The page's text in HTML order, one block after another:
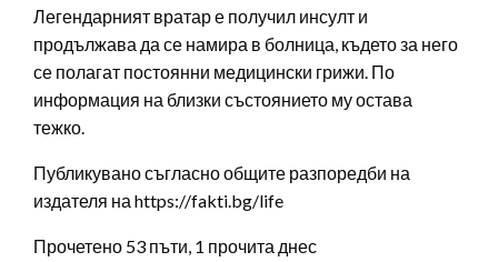
Легендарният вратар е получил инсулт и
продължава да се намира в болница, където за него
се полагат постоянни медицински грижи. По
информация на близки състоянието му остава
тежко.
Публикувано съгласно общите разпоредби на
издателя на https://fakti.bg/life
Прочетено 53 пъти, 1 прочита днес